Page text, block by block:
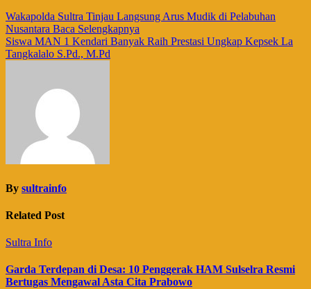
Navigasi
pos
Wakapolda Sultra Tinjau Langsung Arus Mudik di Pelabuhan
Nusantara Baca Selengkapnya
Siswa MAN 1 Kendari Banyak Raih Prestasi Ungkap Kepsek La
Tangkalalo S.Pd., M.Pd
By sultrainfo
Related Post
Sultra Info
Garda Terdepan di Desa: 10 Penggerak HAM Sulselra Resmi
Bertugas Mengawal Asta Cita Prabowo